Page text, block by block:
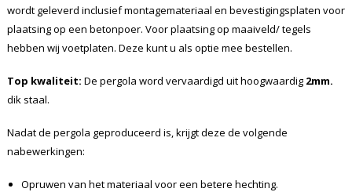
wordt geleverd inclusief montagemateriaal en bevestigingsplaten voor
plaatsing op een betonpoer. Voor plaatsing op maaiveld/ tegels
hebben wij voetplaten. Deze kunt u als optie mee bestellen.
Top kwaliteit: De pergola word vervaardigd uit hoogwaardig 2mm.
dik staal.
Nadat de pergola geproduceerd is, krijgt deze de volgende
nabewerkingen:
Opruwen van het materiaal voor een betere hechting.